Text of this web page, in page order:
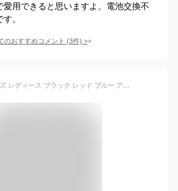
愛用できると思いますよ。電池交換不
。
のおすすめコメント (3件) >
G-SHOCK メンズ レディース ブラック レッド ブルー アナデジ アナログ 腕時計 カシオ Gショック